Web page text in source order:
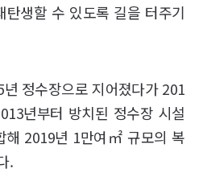
생할 수 있도록 길을 터주기
정수장으로 지어졌다가 201
년부터 방치된 정수장 시설
해 2019년 1만여㎡ 규모의 복
.